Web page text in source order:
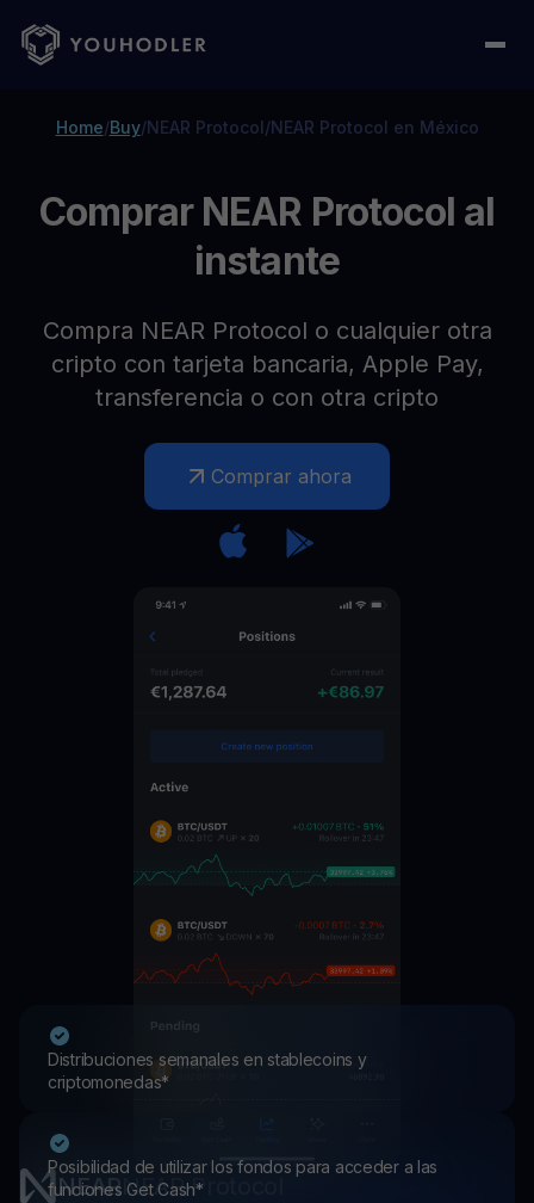
Home/Buy/NEAR Protocol/NEAR Protocol en México
Comprar NEAR Protocol al
instante
Compra NEAR Protocol o cualquier otra
cripto con tarjeta bancaria, Apple Pay,
transferencia o con otra cripto
Comprar ahora
Distribuciones semanales en stablecoins y
criptomonedas*
Posibilidad de utilizar los fondos para acceder a las
funciones Get Cash*
NEARNEAR Protocol